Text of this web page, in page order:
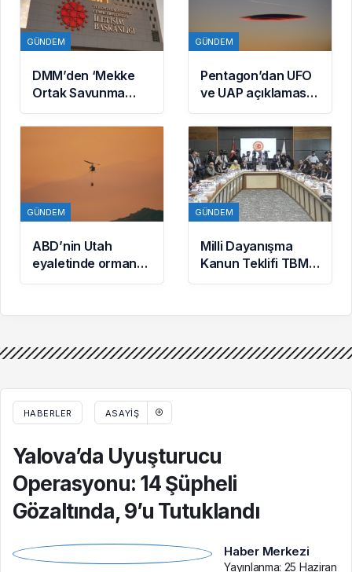
GÜNDEM
DMM’den ‘Mekke
Ortak Savunma
Anlaşması’
iddialarına
GÜNDEM
Pentagon’dan UFO
ve UAP açıklaması:
Yeni belgeler
kamuoyuyla
paylaşıldı
GÜNDEM
ABD’nin Utah
eyaletinde orman
yangınına
helikopter düştü
GÜNDEM
Milli Dayanışma
Kanun Teklifi TBMM
Adalet
kabul edildi
HABERLER ASAYIŞ
Yalova’da Uyuşturucu
Operasyonu: 14 Şüpheli
Gözaltında, 9’u Tutuklandı
Haber Merkezi
Yayınlanma: 25 Haziran